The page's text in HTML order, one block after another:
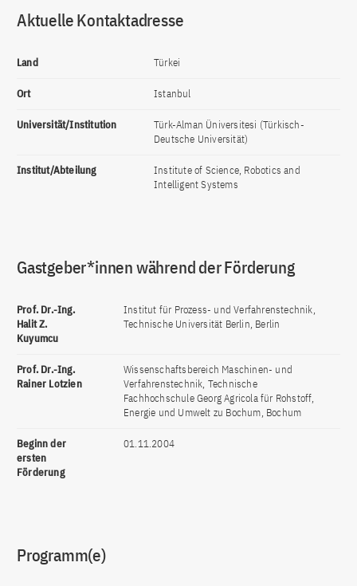
Aktuelle Kontaktadresse
Land Türkei
Ort Istanbul
Universität/Institution
Türk-Alman Üniversitesi (Türkisch-
Deutsche Universität)
Institut/Abteilung
Institute of Science, Robotics and
Intelligent Systems
Gastgeber*innen während der Förderung
Prof. Dr.-Ing.
Halit Z.
Kuyumcu
Institut für Prozess- und Verfahrenstechnik,
Technische Universität Berlin, Berlin
Prof. Dr.-Ing.
Rainer Lotzien
Wissenschaftsbereich Maschinen- und
Verfahrenstechnik, Technische
Fachhochschule Georg Agricola für Rohstoff,
Energie und Umwelt zu Bochum, Bochum
Beginn der
ersten
Förderung
01.11.2004
Programm(e)